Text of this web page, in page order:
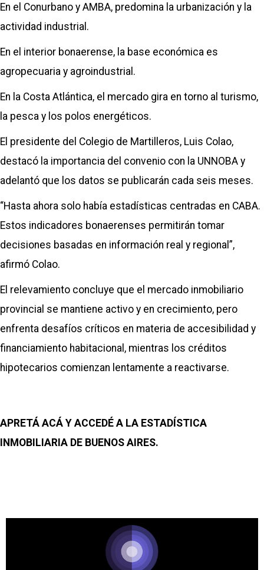
En el Conurbano y AMBA, predomina la urbanización y la
actividad industrial.
En el interior bonaerense, la base económica es
agropecuaria y agroindustrial.
En la Costa Atlántica, el mercado gira en torno al turismo,
la pesca y los polos energéticos.
El presidente del Colegio de Martilleros, Luis Colao,
destacó la importancia del convenio con la UNNOBA y
adelantó que los datos se publicarán cada seis meses.
“Hasta ahora solo había estadísticas centradas en CABA.
Estos indicadores bonaerenses permitirán tomar
decisiones basadas en información real y regional”,
afirmó Colao.
El relevamiento concluye que el mercado inmobiliario
provincial se mantiene activo y en crecimiento, pero
enfrenta desafíos críticos en materia de accesibilidad y
financiamiento habitacional, mientras los créditos
hipotecarios comienzan lentamente a reactivarse.
APRETÁ ACÁ Y ACCEDÉ A LA ESTADÍSTICA
INMOBILIARIA DE BUENOS AIRES.